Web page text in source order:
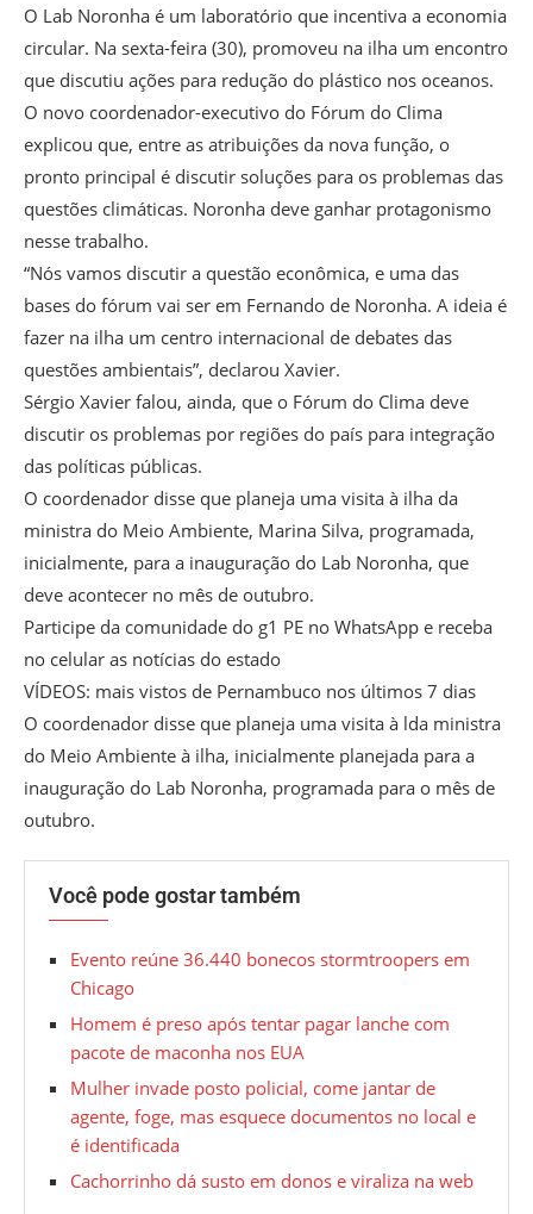
O Lab Noronha é um laboratório que incentiva a economia
circular. Na sexta-feira (30), promoveu na ilha um encontro
que discutiu ações para redução do plástico nos oceanos.
O novo coordenador-executivo do Fórum do Clima
explicou que, entre as atribuições da nova função, o
pronto principal é discutir soluções para os problemas das
questões climáticas. Noronha deve ganhar protagonismo
nesse trabalho.
“Nós vamos discutir a questão econômica, e uma das
bases do fórum vai ser em Fernando de Noronha. A ideia é
fazer na ilha um centro internacional de debates das
questões ambientais”, declarou Xavier.
Sérgio Xavier falou, ainda, que o Fórum do Clima deve
discutir os problemas por regiões do país para integração
das políticas públicas.
O coordenador disse que planeja uma visita à ilha da
ministra do Meio Ambiente, Marina Silva, programada,
inicialmente, para a inauguração do Lab Noronha, que
deve acontecer no mês de outubro.
Participe da comunidade do g1 PE no WhatsApp e receba
no celular as notícias do estado
VÍDEOS: mais vistos de Pernambuco nos últimos 7 dias
O coordenador disse que planeja uma visita à lda ministra
do Meio Ambiente à ilha, inicialmente planejada para a
inauguração do Lab Noronha, programada para o mês de
outubro.
Você pode gostar também
Evento reúne 36.440 bonecos stormtroopers em
Chicago
Homem é preso após tentar pagar lanche com
pacote de maconha nos EUA
Mulher invade posto policial, come jantar de
agente, foge, mas esquece documentos no local e
é identificada
Cachorrinho dá susto em donos e viraliza na web